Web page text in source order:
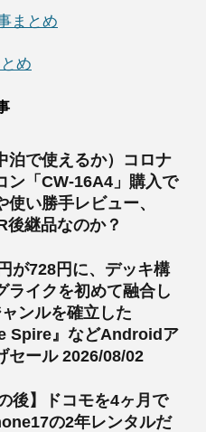
まとめ
め
泊で使えるか）コロナ
ン「CW-16A4」購入で
使い勝手レビュー、
後継品なのか？
が728円に、デッキ構
ライクを初めて融合し
ンルを確立した
Spire』などAndroidア
セール 2026/08/02
後】ドコモを4ヶ月で
の2年レンタルだ